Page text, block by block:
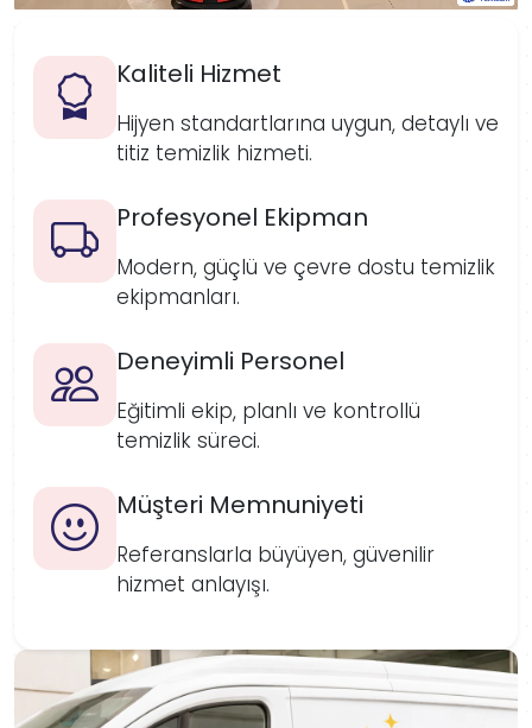
Kaliteli Hizmet
Hijyen standartlarına uygun, detaylı ve
titiz temizlik hizmeti.
Profesyonel Ekipman
Modern, güçlü ve çevre dostu temizlik
ekipmanları.
Deneyimli Personel
Eğitimli ekip, planlı ve kontrollü
temizlik süreci.
Müşteri Memnuniyeti
Referanslarla büyüyen, güvenilir
hizmet anlayışı.